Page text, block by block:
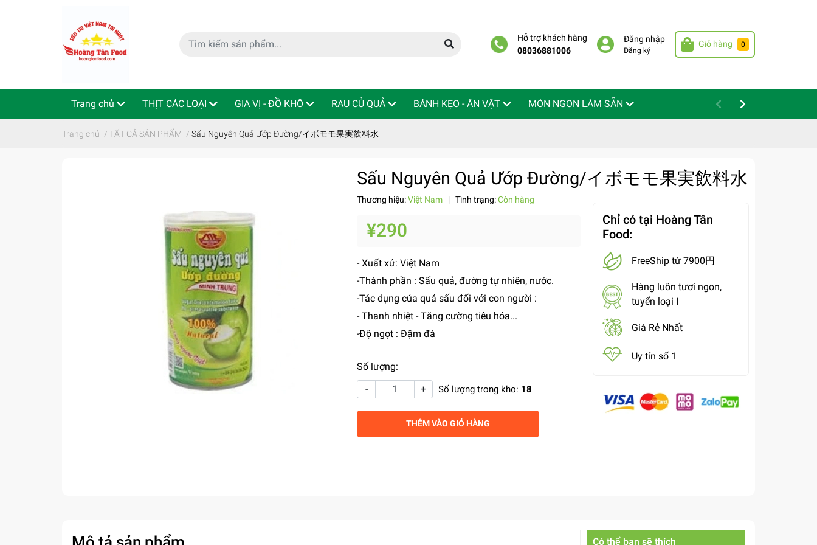
Hỗ trợ khách hàng
08036881006
Đăng nhập
Đăng ký
Giỏ hàng 0
Trang chủ THỊT CÁC LOẠI GIA VỊ - ĐỒ KHÔ RAU CỦ QUẢ BÁNH KẸO - ĂN VẶT MÓN NGON LÀM SẴN
特定商取引法 Indo - ThaiLan
Trang chủ / TẤT CẢ SẢN PHẨM / Sấu Nguyên Quả Ướp Đường/イボモモ果実飲料水
Sấu Nguyên Quả Ướp Đường/イボモモ果実飲料水
Thương hiệu:Việt Nam | Tình trạng:Còn hàng
¥290
- Xuất xứ: Việt Nam
-Thành phần : Sấu quả, đường tự nhiên, nước.
-Tác dụng của quả sấu đối với con người :
- Thanh nhiệt - Tăng cường tiêu hóa...
-Độ ngọt : Đậm đà
Số lượng:
-
+ Số lượng trong kho: 18
THÊM VÀO GIỎ HÀNG
Chỉ có tại Hoàng Tân
Food:
FreeShip từ 7900円
Hàng luôn tươi ngon,
tuyển loại I
Giá Rẻ Nhất
Uy tín số 1
Có thể bạn sẽ thích